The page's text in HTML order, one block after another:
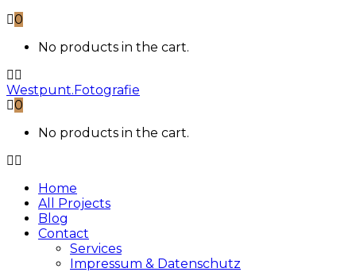
0
No products in the cart.
Westpunt.Fotografie
0
No products in the cart.
Home
All Projects
Blog
Contact
Services
Impressum & Datenschutz